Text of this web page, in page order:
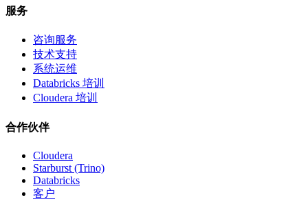
服务
咨询服务
技术支持
系统运维
Databricks 培训
Cloudera 培训
合作伙伴
Cloudera
Starburst (Trino)
Databricks
客户